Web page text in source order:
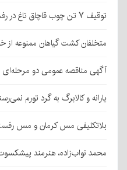
توقیف ۷ تن چوب قاچاق تاغ در رفسنجان
متخلفان کشت گیاهان ممنوعه
آگهی مناقصه عمومی دو مرحله‌ای به شماره ۰۵-
یارانه و کالابرگ به گرد تورم
بلاتکلیفی مس کرمان و مس
محمد نواب‌زاده، هنرمند